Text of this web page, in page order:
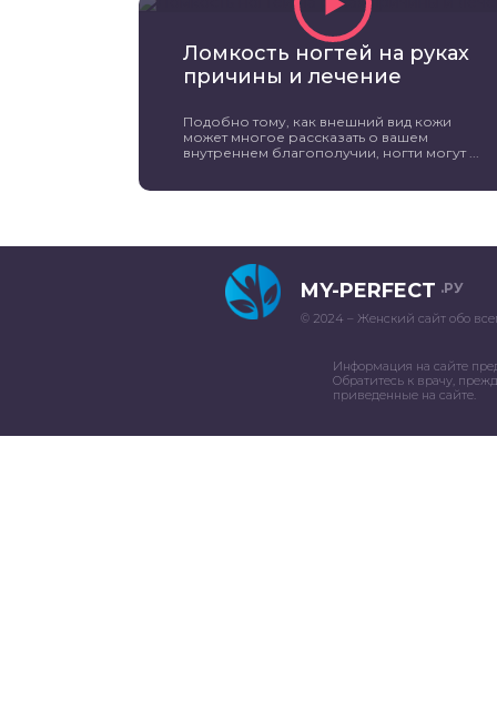
Ломкость ногтей на руках
причины и лечение
Подобно тому, как внешний вид кожи
может многое рассказать о вашем
внутреннем благополучии, ногти могут ...
MY-PERFECT .РУ
© 2024 – Женский сайт обо
Информация на сайте
Обратитесь к врачу,
приведенные на сайте.